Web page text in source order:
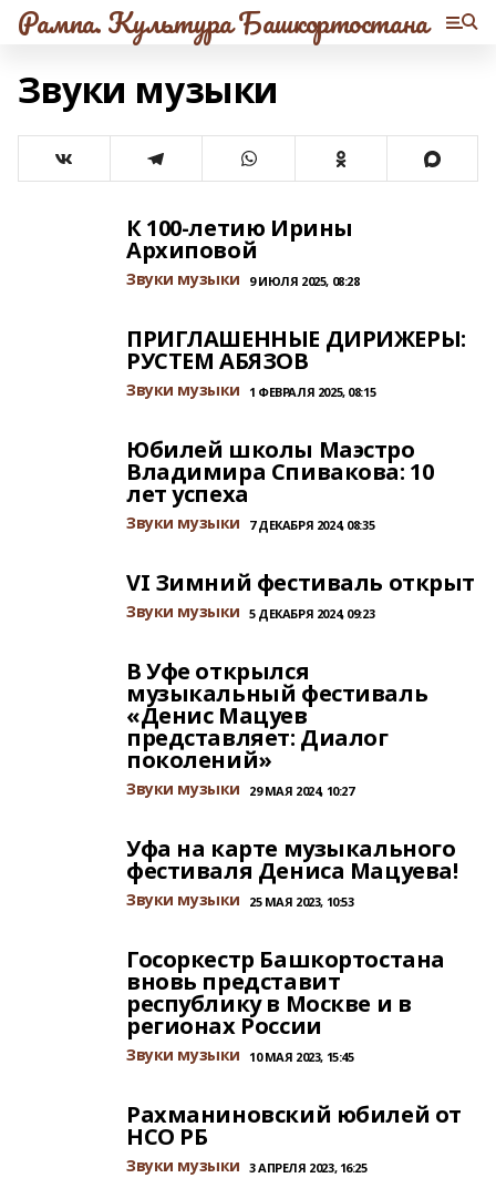
Рампа. Культура Башкортостана
Звуки музыки
К 100-летию Ирины
Архиповой
Звуки музыки 9 ИЮЛЯ 2025, 08:28
ПРИГЛАШЕННЫЕ ДИРИЖЕРЫ:
РУСТЕМ АБЯЗОВ
Звуки музыки 1 ФЕВРАЛЯ 2025, 08:15
Юбилей школы Маэстро
Владимира Спивакова: 10
лет успеха
Звуки музыки 7 ДЕКАБРЯ 2024, 08:35
VI Зимний фестиваль открыт
Звуки музыки 5 ДЕКАБРЯ 2024, 09:23
В Уфе открылся
музыкальный фестиваль
«Денис Мацуев
представляет: Диалог
поколений»
Звуки музыки 29 МАЯ 2024, 10:27
Уфа на карте музыкального
фестиваля Дениса Мацуева!
Звуки музыки 25 МАЯ 2023, 10:53
Госоркестр Башкортостана
вновь представит
республику в Москве и в
регионах России
Звуки музыки 10 МАЯ 2023, 15:45
Рахманиновский юбилей от
НСО РБ
Звуки музыки 3 АПРЕЛЯ 2023, 16:25